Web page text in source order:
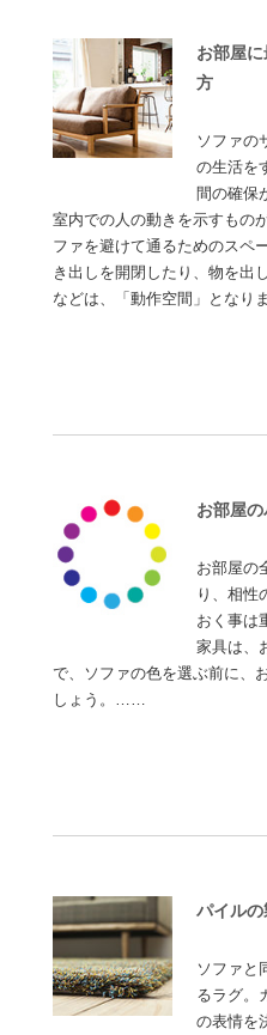
お部屋
方
ソファの
の生活を
間の確保
室内での人の動きを示すもの
ファを避けて通るためのスペ
き出しを開閉したり、物を出
などは、「動作空間」となり
お部屋
お部屋の
り、相性
おく事は
家具は、
で、ソファの色を選ぶ前に、
しょう。……
パイル
ソファと
るラグ。
の表情を